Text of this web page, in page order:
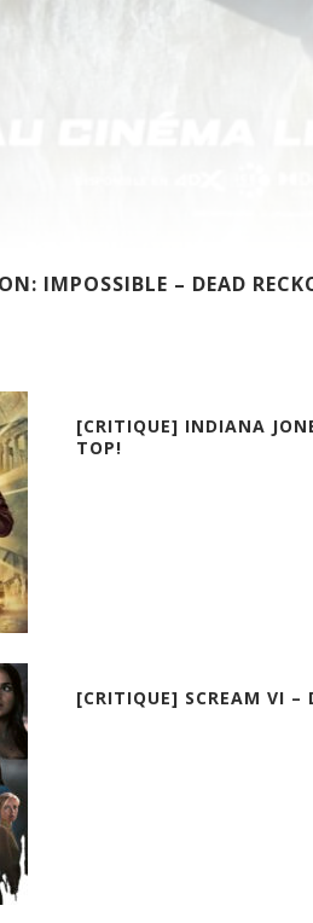
IMPOSSIBLE – DEAD
[CRITIQUE] INDIANA
TOP!
[CRITIQUE] SCREAM VI –